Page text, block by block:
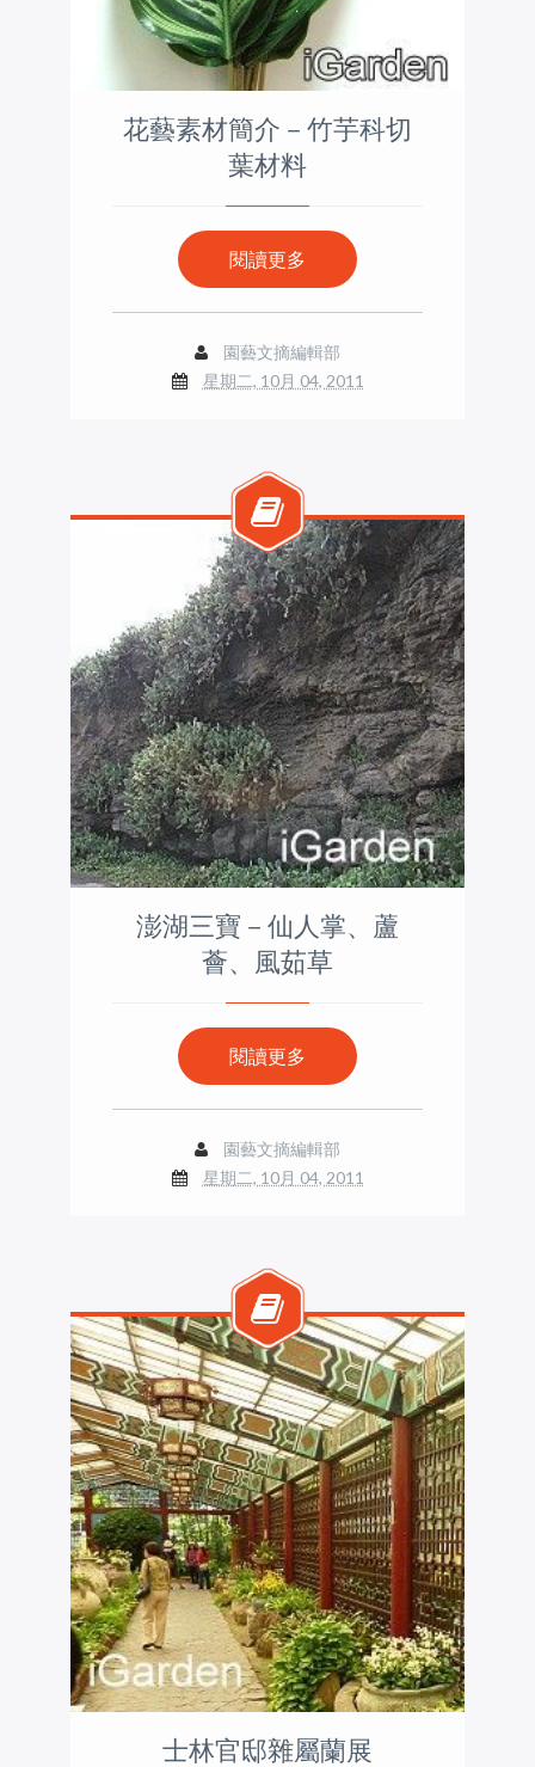
花藝素材簡介－竹芋科切
葉材料
閱讀更多
園藝文摘編輯部
星期二, 10月 04, 2011
澎湖三寶－仙人掌、蘆
薈、風茹草
閱讀更多
園藝文摘編輯部
星期二, 10月 04, 2011
士林官邸雜屬蘭展